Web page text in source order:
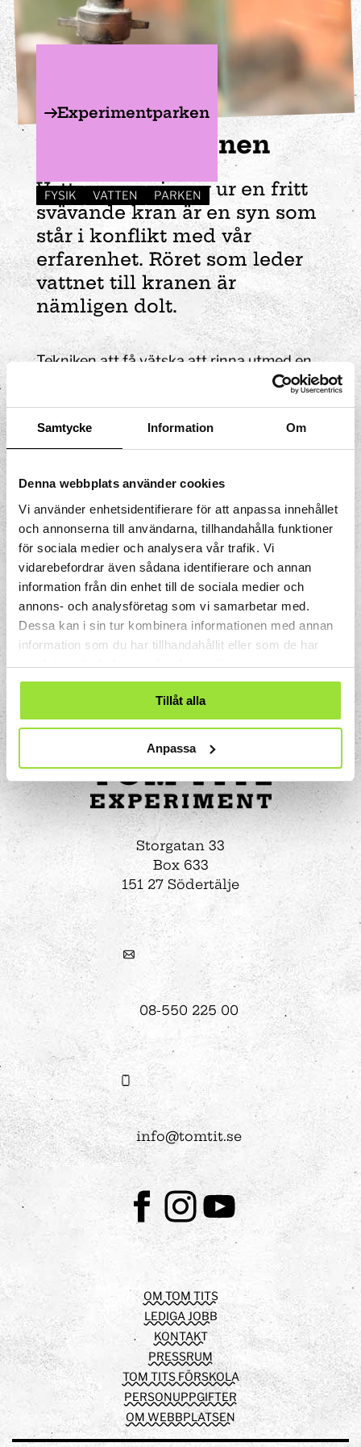
Samtycke Information Om
Denna webbplats använder cookies
Vi använder enhetsidentifierare för att anpassa innehållet
och annonserna till användarna, tillhandahålla funktioner
för sociala medier och analysera vår trafik. Vi
vidarebefordrar även sådana identifierare och annan
information från din enhet till de sociala medier och
annons- och analysföretag som vi samarbetar med.
Dessa kan i sin tur kombinera informationen med annan
information som du har tillhandahållit eller som de har
samlat in när du har använt deras tjänster.
Tillåt alla
Anpassa
Experimentparken
FYSIK VATTEN PARKEN
Svävande kranen
Vatten som rinner ur en fritt
svävande kran är en syn som
står i konflikt med vår
erfarenhet. Röret som leder
vattnet till kranen är
nämligen dolt.
Tekniken att få vätska att rinna utmed en
stav används på kemilaboratorier och på
utan att spilla och för att skikta vätskor
utmed en sked som hålls mot koppens
vägg så att kaffet, whiskyn och grädden
inte blandas.
Storgatan 33
Box 633
151 27 Södertälje
08-550 225 00
info@tomtit.se
Facebook
Instagram
Youtube
OM TOM TITS
LEDIGA JOBB
KONTAKT
PRESSRUM
TOM TITS FÖRSKOLA
PERSONUPPGIFTER
OM WEBBPLATSEN